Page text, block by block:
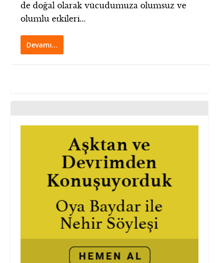
de doğal olarak vücudumuza olumsuz ve
olumlu etkileri...
Devamı…